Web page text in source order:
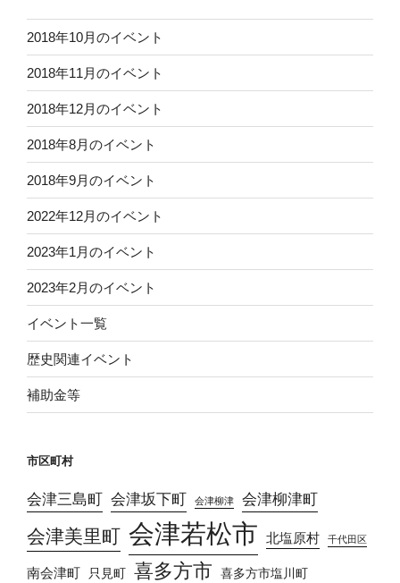
2018年10月のイベント
2018年11月のイベント
2018年12月のイベント
2018年8月のイベント
2018年9月のイベント
2022年12月のイベント
2023年1月のイベント
2023年2月のイベント
イベント一覧
歴史関連イベント
補助金等
市区町村
会津三島町 会津坂下町 会津柳津 会津柳津町
会津美里町 会津若松市 北塩原村 千代田区
南会津町 只見町 喜多方市 喜多方市塩川町